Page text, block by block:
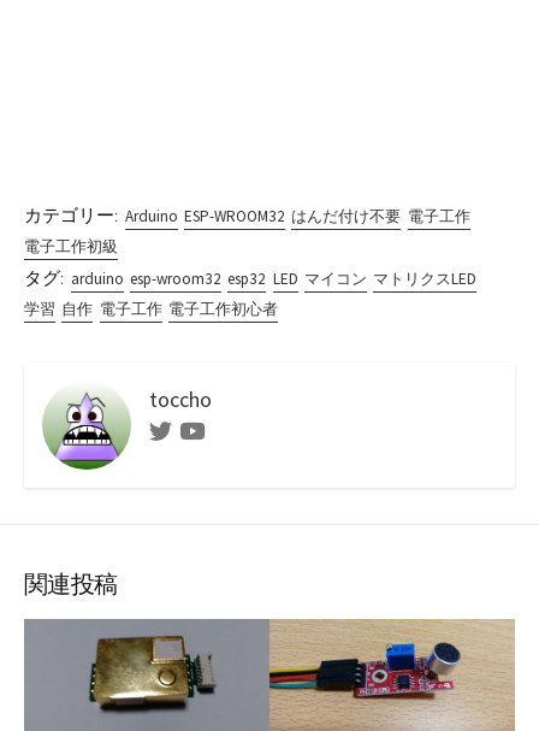
カテゴリー: Arduino ESP-WROOM32 はんだ付け不要 電子工作
電子工作初級
タグ: arduino esp-wroom32 esp32 LED マイコン マトリクスLED
学習 自作 電子工作 電子工作初心者
toccho
TwitterYoutube
関連投稿